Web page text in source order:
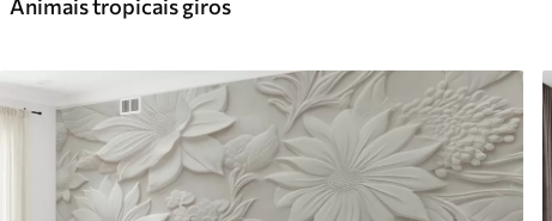
Animais tropicais giros